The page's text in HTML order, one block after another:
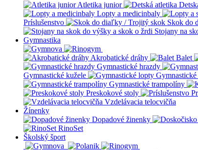
Atletika junior
Lopty a medicinbaly
Príslušenstvo
Skok do
Stojany na
Gymnastika
Akrobatické dráhy Balet
Gymnastické hrazdy
Gymnastické kužele
Gymnastické trampolíny
Preskokové stoly
Vzdelávacia telocvičňa
Žínenky
Dopadové žinenky
RinoSet
Školský šport